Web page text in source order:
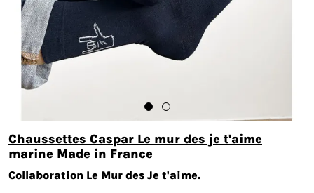
Chaussettes Caspar Le mur des je t'aime
marine Made in France
Collaboration Le Mur des Je t'aime.